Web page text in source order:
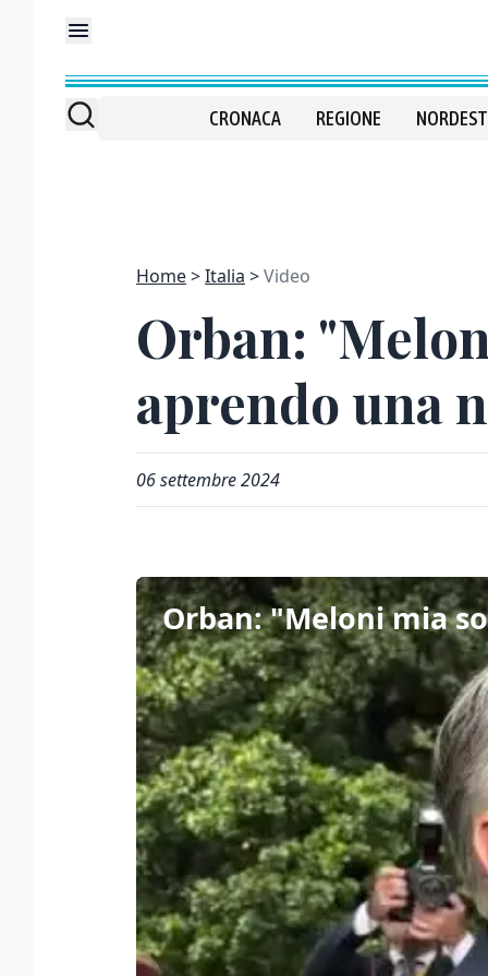
CRONACA REGIONE NORDEST
Home Italia Video
Orban:
aprendo una
06 settembre 2024
Orban: "Meloni mia